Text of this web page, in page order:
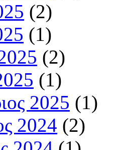
(2)
(1)
(2)
(1)
2025 (1)
2024 (2)